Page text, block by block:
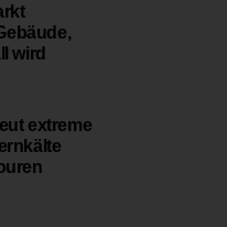
wird
extreme